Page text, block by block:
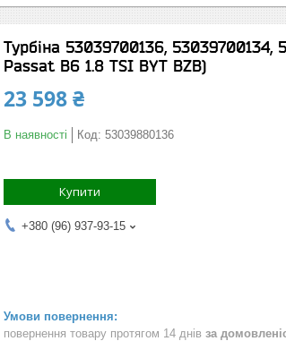
Турбіна 53039700136, 53039700134,
Passat B6 1.8 TSI BYT BZB)
23 598 ₴
В наявності Код: 53039880136
Купити
+380 (96) 937-93-15
повернення товару протягом 14 днів за